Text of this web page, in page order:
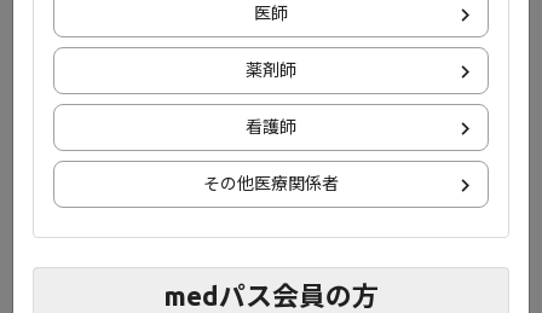
●関節リウマチにおけるINF-γの役割
IFN-γは滑膜線維芽細胞において、オートファジー誘導との共刺激
により、シトルリン化ビメンチンの抗原提示やACPA産生に関与し
医師
薬剤師
看護師
その他医療関係者
medパス会員の方